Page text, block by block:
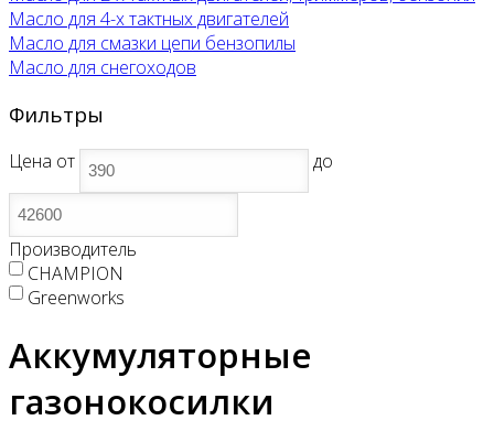
Масло для 4-х тактных двигателей
Масло для смазки цепи бензопилы
Масло для снегоходов
Фильтры
Цена от до
Производитель
CHAMPION
Greenworks
Аккумуляторные
газонокосилки